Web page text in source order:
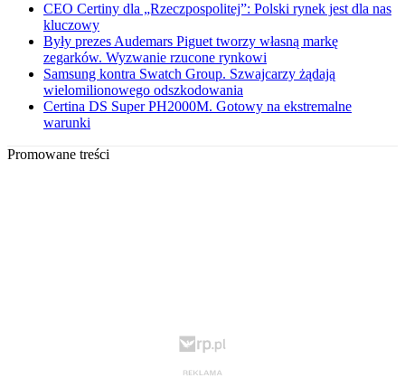
CEO Certiny dla „Rzeczpospolitej”: Polski rynek jest dla nas
kluczowy
Były prezes Audemars Piguet tworzy własną markę
zegarków. Wyzwanie rzucone rynkowi
Samsung kontra Swatch Group. Szwajcarzy żądają
wielomilionowego odszkodowania
Certina DS Super PH2000M. Gotowy na ekstremalne
warunki
Promowane treści